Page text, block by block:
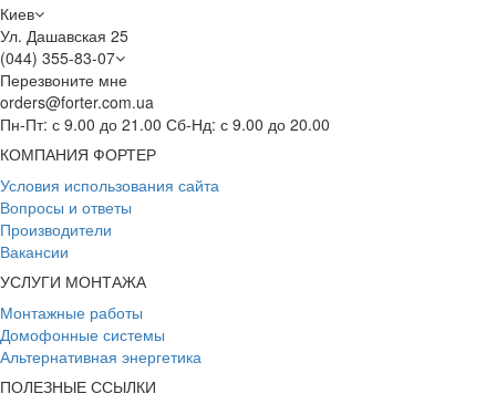
Киев
Ул. Дашавская 25
(044) 355-83-07
Перезвоните мне
orders@forter.com.ua
Пн-Пт: с 9.00 до 21.00 Сб-Нд: с 9.00 до 20.00
КОМПАНИЯ ФОРТЕР
Условия использования сайта
Вопросы и ответы
Производители
Вакансии
УСЛУГИ МОНТАЖА
Монтажные работы
Домофонные системы
Альтернативная энергетика
ПОЛЕЗНЫЕ ССЫЛКИ